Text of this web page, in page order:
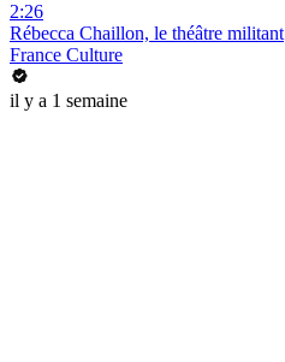
2:26
Rébecca Chaillon, le théâtre militant
France Culture
il y a 1 semaine